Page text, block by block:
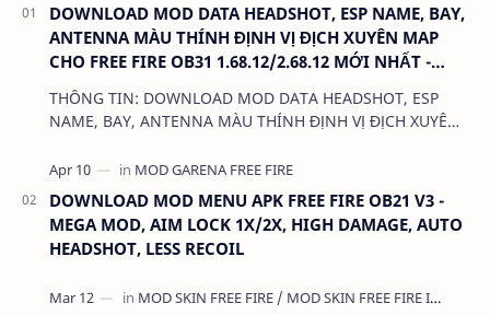
DOWNLOAD MOD DATA HEADSHOT, ESP NAME, BAY,
ANTENNA MÀU THÍNH ĐỊNH VỊ ĐỊCH XUYÊN MAP
CHO FREE FIRE OB31 1.68.12/2.68.12 MỚI NHẤT -
KHÔNG KHÓA NICK
THÔNG TIN: DOWNLOAD MOD DATA HEADSHOT, ESP
NAME, BAY, ANTENNA MÀU THÍNH ĐỊNH VỊ ĐỊCH XUYÊN
KHÔN…
DOWNLOAD MOD MENU APK FREE FIRE OB21 V3 -
MEGA MOD, AIM LOCK 1X/2X, HIGH DAMAGE, AUTO
HEADSHOT, LESS RECOIL